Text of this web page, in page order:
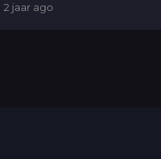
2 jaar ago